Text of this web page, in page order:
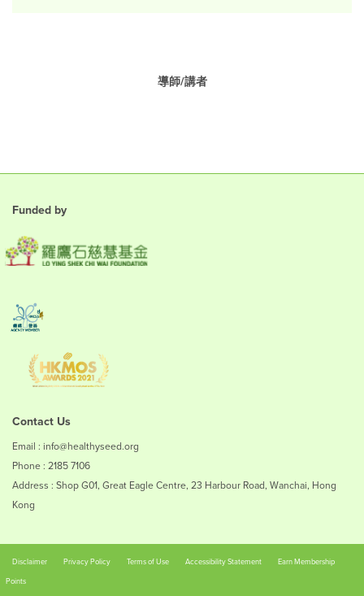
導師/講者
Funded by
Contact Us
Email : info@healthyseed.org
Phone : 2185 7106
Address : Shop G01, Great Eagle Centre, 23 Harbour Road, Wanchai, Hong
Kong
Disclaimer Privacy Policy Terms of Use Accessibility Statement
Earn Membership
Points